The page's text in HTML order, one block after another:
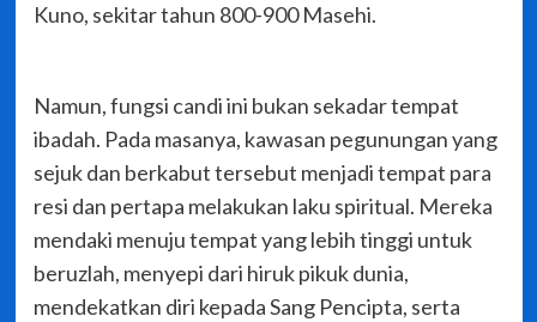
Kuno, sekitar tahun 800-900 Masehi.
Namun, fungsi candi ini bukan sekadar tempat
ibadah. Pada masanya, kawasan pegunungan yang
sejuk dan berkabut tersebut menjadi tempat para
resi dan pertapa melakukan laku spiritual. Mereka
mendaki menuju tempat yang lebih tinggi untuk
beruzlah, menyepi dari hiruk pikuk dunia,
mendekatkan diri kepada Sang Pencipta, serta